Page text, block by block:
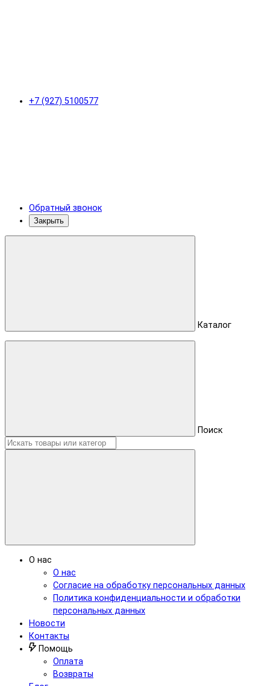
+7 (927) 5100577
Обратный звонок
Закрыть
Каталог
Поиск
О нас
О нас
Согласие на обработку персональных данных
Политика конфиденциальности и обработки
персональных данных
Новости
Контакты
Помощь
Оплата
Возвраты